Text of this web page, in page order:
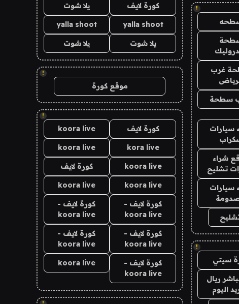
!
غرب
سطحة
سيارات
شراء
تشليح
سيارات
!
سيتي
ريال
اليوم
كورة لايف يلا شوت
yalla shoot
yalla shoot
يلا شوت يلا شوت
!
موقع كورة
!
كورة لايف koora live
kora live
koora live
koora live كورة لايف
koora live
koora live
كورة لايف -
koora live
كورة لايف -
koora live
كورة لايف -
koora live
كورة لايف -
koora live
كورة لايف -
koora live
koora live